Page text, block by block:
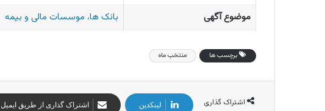
موضوع آگهی
بانک ها، موسسات مالی و بیمه
برچسب ها منتخب ماه
اشتراک گذاری لینکدین اشتراک گذاری از طریق ایمیل